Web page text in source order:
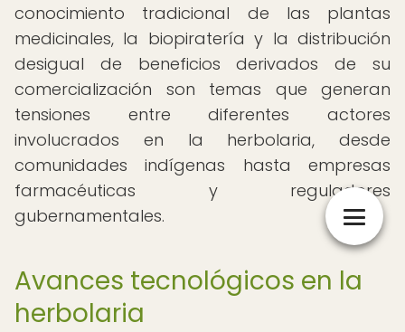
conocimiento tradicional de las plantas
medicinales, la biopiratería y la distribución
desigual de beneficios derivados de su
comercialización son temas que generan
tensiones entre diferentes actores
involucrados en la herbolaria, desde
comunidades indígenas hasta empresas
farmacéuticas y reguladores
gubernamentales.
Avances tecnológicos en la
herbolaria